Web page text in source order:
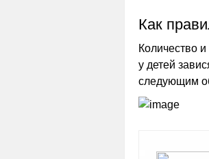
Как
Количество
у детей
следующим